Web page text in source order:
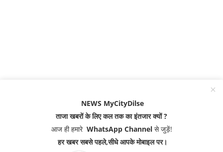
NEWS MyCityDilse
ताजा खबरों के लिए कल तक का इंतजार क्यों ?
आज ही हमारे WhatsApp Channelसे जुड़ें!
हर खबर सबसे पहले,सीधे आपके मोबाइल पर।